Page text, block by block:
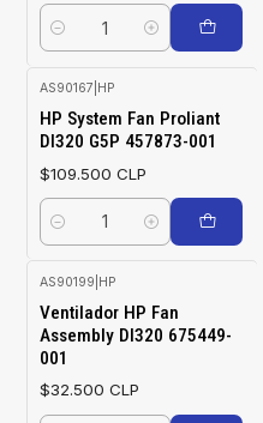
Cantidad
AS90167 HP
HP System Fan Proliant
Dl320 G5P 457873-001
$109.500 CLP
Cantidad
AS90199 HP
Ventilador HP Fan
Assembly Dl320 675449-
001
$32.500 CLP